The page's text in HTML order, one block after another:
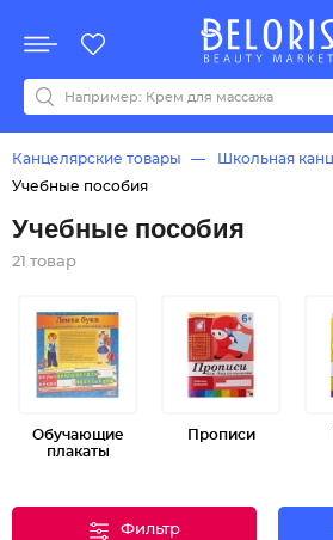
Акции
Все бренды
0-9ABCDEFGHIJKLMNOPQRSTUVWYZА
Канцелярские товары
Школьная
Учебные пособия
Учебные пособия
21 товар
Обучающие
плакаты
Прописи
Фильтр